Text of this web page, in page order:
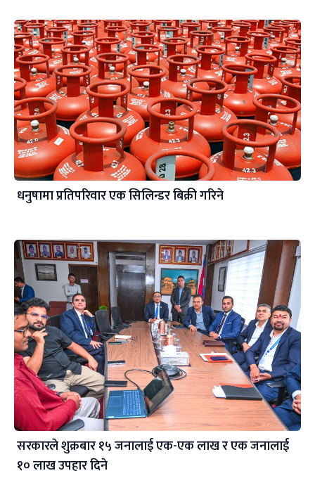
धनुषामा प्रतिपरिवार एक सिलिन्डर बिक्री गरिने
सरकारले शुक्रबार १५ जनालाई एक-एक लाख र एक जनालाई
१० लाख उपहार दिने